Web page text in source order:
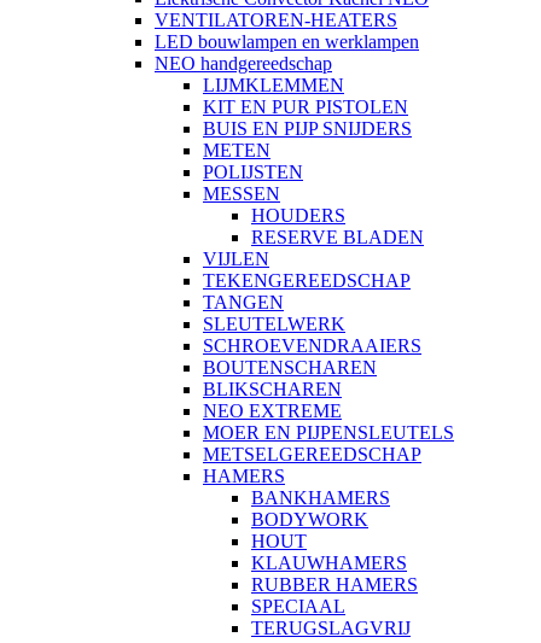
VENTILATOREN-HEATERS
LED bouwlampen en werklampen
NEO handgereedschap
LIJMKLEMMEN
KIT EN PUR PISTOLEN
BUIS EN PIJP SNIJDERS
METEN
POLIJSTEN
MESSEN
HOUDERS
RESERVE BLADEN
VIJLEN
TEKENGEREEDSCHAP
TANGEN
SLEUTELWERK
SCHROEVENDRAAIERS
BOUTENSCHAREN
BLIKSCHAREN
NEO EXTREME
MOER EN PIJPENSLEUTELS
METSELGEREEDSCHAP
HAMERS
BANKHAMERS
BODYWORK
HOUT
KLAUWHAMERS
RUBBER HAMERS
SPECIAAL
TERUGSLAGVRIJ